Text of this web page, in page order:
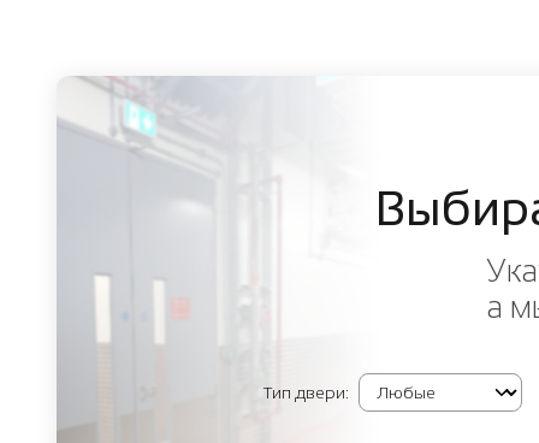
а
Тип двери: